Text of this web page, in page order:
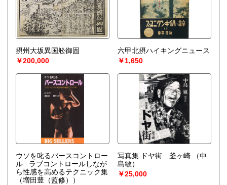
摂州大坂異国舩御固
￥200,000
六甲北摂ハイキングニュース
￥1,650
ウソを叱るバースコントロー
ル : ラブコントロールしなが
ら性感を高めるテクニック集
（増田豊（監修））
写真集 ドヤ街 釜ヶ崎
（中
島敏）
￥25,000